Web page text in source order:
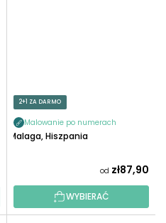
2+1 ZA DARMO
Malowanie po numerach
Malaga, Hiszpania
od zł87,90
WYBIERAĆ